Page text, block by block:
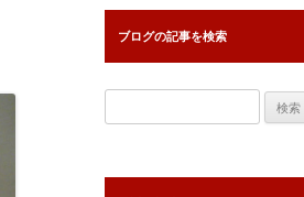
ブログの記事を検索
索: